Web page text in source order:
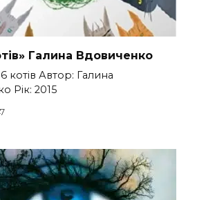
Галина Вдовиченко
6 котів Автор: Галина
Рік: 2015